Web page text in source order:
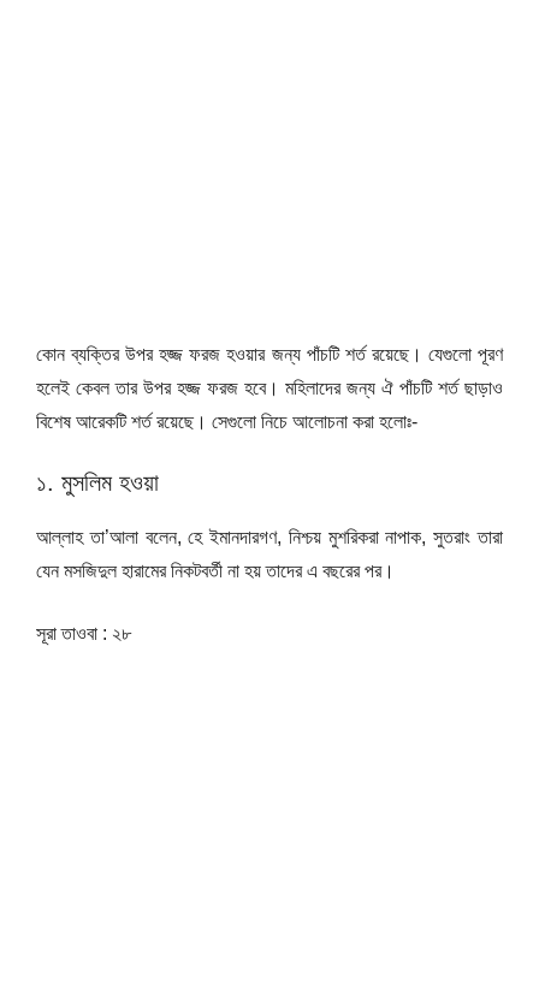
কোন ব্যক্তির উপর হজ্জ ফরজ হওয়ার জন্য পাঁচটি শর্ত রয়েছে। যেগুলো পূরণ
হলেই কেবল তার উপর হজ্জ ফরজ হবে। মহিলাদের জন্য ঐ পাঁচটি শর্ত ছাড়াও
বিশেষ আরেকটি শর্ত রয়েছে। সেগুলো নিচে আলোচনা করা হলোঃ-
১. মুসলিম হওয়া
আল্লাহ তা’আলা বলেন, হে ইমানদারগণ, নিশ্চয় মুশরিকরা নাপাক, সুতরাং তারা
যেন মসজিদুল হারামের নিকটবর্তী না হয় তাদের এ বছরের পর।
সূরা তাওবা : ২৮